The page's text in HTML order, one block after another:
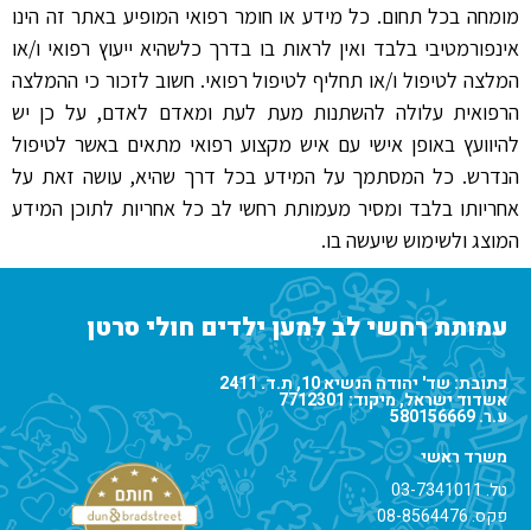
מומחה בכל תחום. כל מידע או חומר רפואי המופיע באתר זה הינו
אינפורמטיבי בלבד ואין לראות בו בדרך כלשהיא ייעוץ רפואי ו/או
המלצה לטיפול ו/או תחליף לטיפול רפואי. חשוב לזכור כי ההמלצה
הרפואית עלולה להשתנות מעת לעת ומאדם לאדם, על כן יש
להיוועץ באופן אישי עם איש מקצוע רפואי מתאים באשר לטיפול
הנדרש. כל המסתמך על המידע בכל דרך שהיא, עושה זאת על
אחריותו בלבד ומסיר מעמותת רחשי לב כל אחריות לתוכן המידע
המוצג ולשימוש שיעשה בו.
עמותת רחשי לב למען ילדים חולי סרטן
כתובת: שד' יהודה הנשיא 10, ת.ד. 2411
אשדוד ישראל, מיקוד: 7712301
ע.ר. 580156669
משרד ראשי
טל.03-7341011
פקס. 08-8564476